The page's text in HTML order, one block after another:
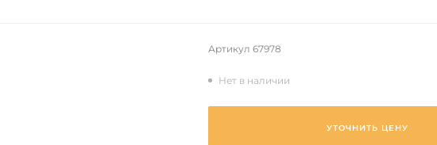
Артикул 67978
Нет в наличии
УТОЧНИТЬ ЦЕНУ